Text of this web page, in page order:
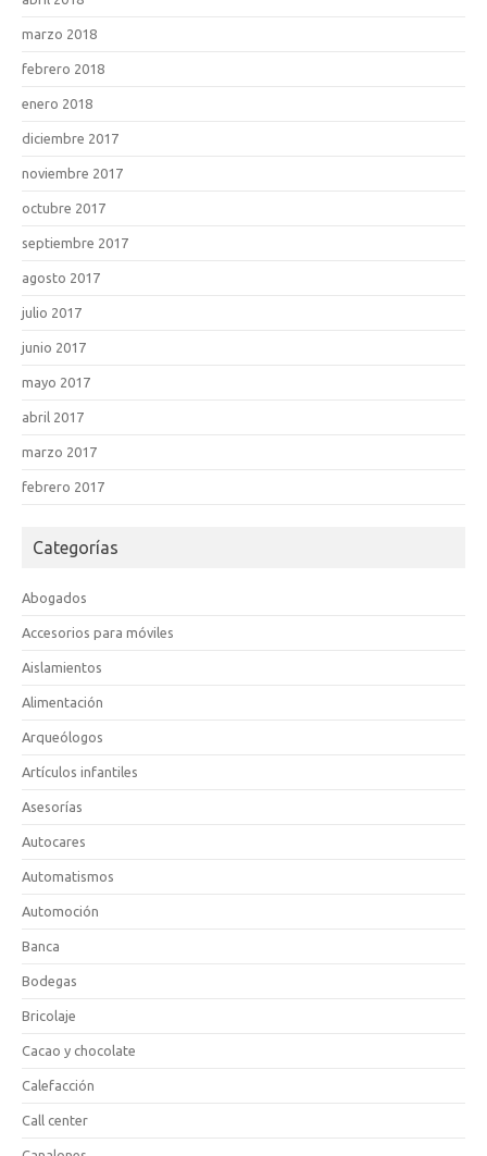
marzo 2018
febrero 2018
enero 2018
diciembre 2017
noviembre 2017
octubre 2017
septiembre 2017
agosto 2017
julio 2017
junio 2017
mayo 2017
abril 2017
marzo 2017
febrero 2017
Categorías
Abogados
Accesorios para móviles
Aislamientos
Alimentación
Arqueólogos
Artículos infantiles
Asesorías
Autocares
Automatismos
Automoción
Banca
Bodegas
Bricolaje
Cacao y chocolate
Calefacción
Call center